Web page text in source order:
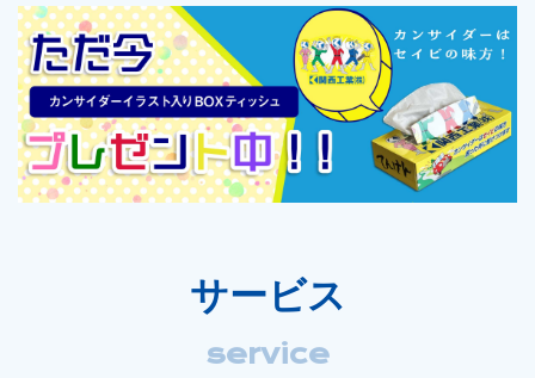
サービス
service